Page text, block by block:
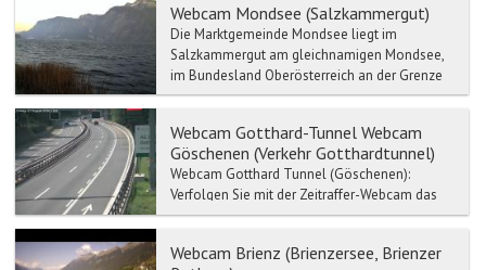
Webcam Mondsee (Salzkammergut)
Die Marktgemeinde Mondsee liegt im
Salzkammergut am gleichnamigen Mondsee,
im Bundesland Oberösterreich an der Grenze
zum Land Salzburg und im Geri...
Webcam Gotthard-Tunnel Webcam
Göschenen (Verkehr Gotthardtunnel)
Webcam Gotthard Tunnel (Göschenen):
Verfolgen Sie mit der Zeitraffer-Webcam das
Live Wetter-Gotthard Tunnel. Verkehr- und
Webcam Brienz (Brienzersee, Brienzer